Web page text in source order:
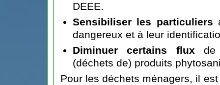
DEEE.
Sensibiliser les particuliers
dangereux et à leur
Diminuer certains flux de
(déchets de) produits
Pour les déchets ménagers, il